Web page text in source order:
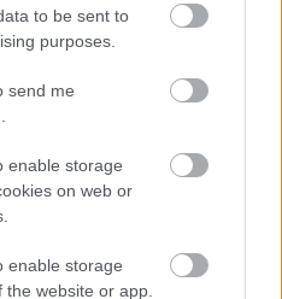
to be sent to
purposes.
send me
enable storage
on web or
enable storage
website or app.
le a Predator: Badlands
vetítettek le
vágja a fejszéjét, segítségre